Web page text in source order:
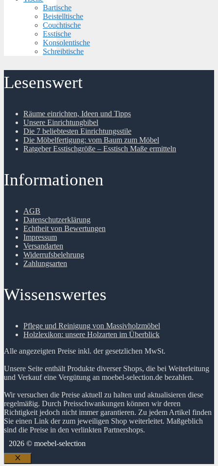
Bartische
Beistelltische
Couchtische
Esstische
Konsolentische
Schreibtische
Lesenswert
Räume einrichten, Ideen und Tipps
Unsere Einrichtungbibel
Die 7 beliebtesten Einrichtungsstile
Die Möbelfertigung: vom Baum zum Möbel
Ratgeber Esstischgröße – Esstisch Maße ermitteln
Informationen
AGB
Datenschutzerklärung
Echtheit von Bewertungen
Impressum
Versandarten
Widerrufsbelehrung
Zahlungsarten
Wissenswertes
Pflege und Reinigung von Massivholzmöbel
Holzlexikon: unsere Holzarten im Überblick
Alle angezeigten Preise inkl. der gesetzlichen MwSt.
Unsere Seite enthält Produkte diverser Shops, die bei Weiterleitung
und Verkauf eine Vergütung an moebel-selection.de bezahlen.
Wir versuchen die Preise aktuell zu halten und aktualisieren diese
regelmäßig. Durch Preisschwankungen können wir deren
Richtigkeit jedoch nicht immer garantieren. Zu jedem Artikel finden
Sie einen Link der zum jeweiligen Shop weiterleitet. Maßgeblich
sind die Preise in den verlinkten Partnershops.
2026 © moebel-selection